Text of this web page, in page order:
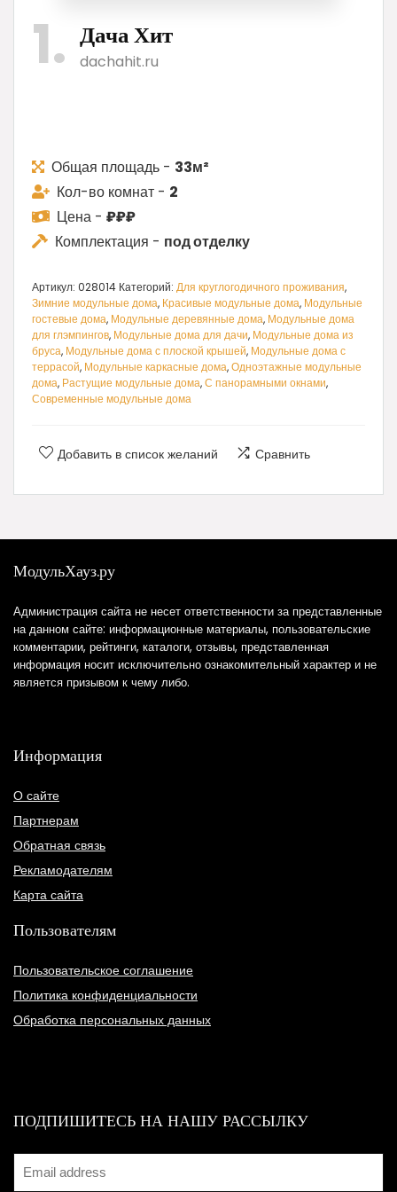
1 Дача Хит
dachahit.ru
Общая площадь - 33м²
Кол-во комнат - 2
Цена - ₽₽₽
Комплектация - под отделку
Артикул: 028014 Категорий: Для круглогодичного проживания,
Зимние модульные дома, Красивые модульные дома, Модульные
гостевые дома, Модульные деревянные дома, Модульные дома
для глэмпингов, Модульные дома для дачи, Модульные дома из
бруса, Модульные дома с плоской крышей, Модульные дома с
террасой, Модульные каркасные дома,Одноэтажные модульные
дома, Растущие модульные дома,С панорамными окнами,
Современные модульные дома
Добавить в список желаний Сравнить
МодульХауз.ру
Администрация сайта не несет ответственности за представленные
на данном сайте: информационные материалы, пользовательские
комментарии, рейтинги, каталоги, отзывы, представленная
информация носит исключительно ознакомительный характер и не
является призывом к чему либо.
Информация
О сайте
Партнерам
Обратная связь
Рекламодателям
Карта сайта
Пользователям
Пользовательское соглашение
Политика конфиденциальности
Обработка персональных данных
ПОДПИШИТЕСЬ НА НАШУ РАССЫЛКУ